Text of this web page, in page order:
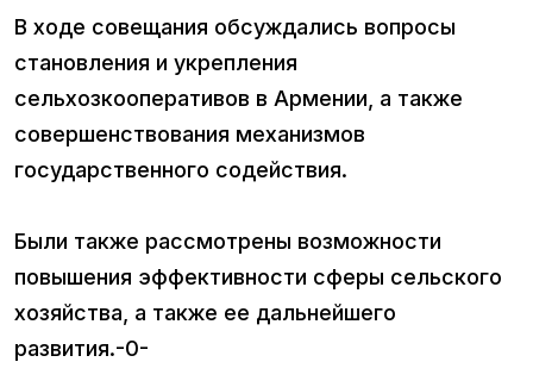
В ходе совещания обсуждались вопросы
становления и укрепления
сельхозкооперативов в Армении, а также
совершенствования механизмов
государственного содействия.
Были также рассмотрены возможности
повышения эффективности сферы сельского
хозяйства, а также ее дальнейшего
развития.-0-